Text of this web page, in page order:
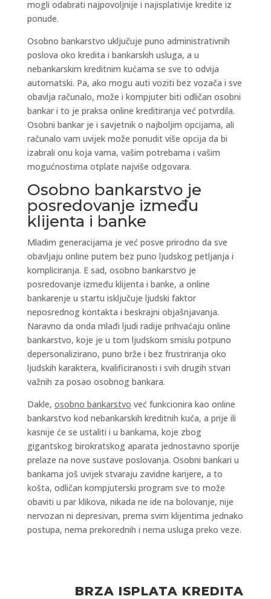
mogli odabrati najpovoljnije i najisplativije kredite iz
ponude.
Osobno bankarstvo uključuje puno administrativnih
poslova oko kredita i bankarskih usluga, a u
nebankarskim kreditnim kućama se sve to odvija
automatski. Pa, ako mogu auti voziti bez vozača i sve
obavlja računalo, može i kompjuter biti odličan osobni
bankar i to je praksa online kreditiranja već potvrdila.
Osobni bankar je i savjetnik o najboljim opcijama, ali
računalo vam uvijek može ponudit više opcija da bi
izabrali onu koja vama, vašim potrebama i vašim
mogućnostima otplate najviše odgovara.
Osobno bankarstvo je
posredovanje između
klijenta i banke
Mladim generacijama je već posve prirodno da sve
obavljaju online putem bez puno ljudskog petljanja i
kompliciranja. E sad, osobno bankarstvo je
posredovanje između klijenta i banke, a online
bankarenje u startu isključuje ljudski faktor
neposrednog kontakta i beskrajni objašnjavanja.
Naravno da onda mlađi ljudi radije prihvaćaju online
bankarstvo, koje je u tom ljudskom smislu potpuno
depersonalizirano, puno brže i bez frustriranja oko
ljudskih karaktera, kvalificiranosti i svih drugih stvari
važnih za posao osobnog bankara.
Dakle, osobno bankarstvo već funkcionira kao online
bankarstvo kod nebankarskih kreditnih kuća, a prije ili
kasnije će se ustaliti i u bankama, koje zbog
gigantskog birokratskog aparata jednostavno sporije
prelaze na nove sustave poslovanja. Osobni bankari u
bankama još uvijek stvaraju zavidne karijere, a to
košta, odličan kompjuterski program sve to može
obaviti u par klikova, nikada ne ide na bolovanje, nije
nervozan ni depresivan, prema svim klijentima jednako
postupa, nema prekorednih i nema usluga preko veze.
BRZA ISPLATA KREDITA